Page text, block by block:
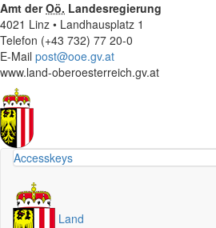
Amt derOö. Landesregierung
4021 Linz • Landhausplatz 1
Telefon (+43 732) 77 20-0
E-Mail post@ooe.gv.at
www.land-oberoesterreich.gv.at
Accesskeys
Land